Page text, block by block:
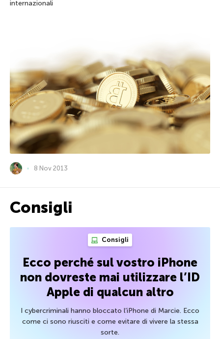
internazionali
8 Nov 2013
Consigli
Consigli
Ecco perché sul vostro iPhone
non dovreste mai utilizzare l’ID
Apple di qualcun altro
I cybercriminali hanno bloccato l’iPhone di Marcie. Ecco
come ci sono riusciti e come evitare di vivere la stessa
sorte.